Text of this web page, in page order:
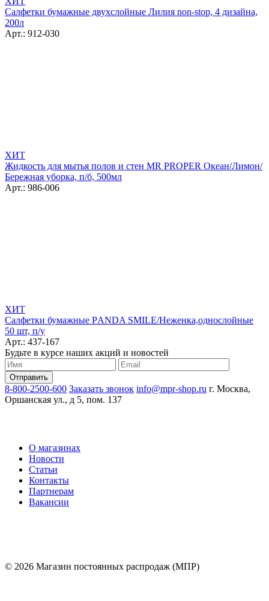
Салфетки бумажные двухслойные Лилия non-stop, 4 дизайна,
200л
Арт.: 912-030
ХИТ
Жидкость для мытья полов и стен MR PROPER Океан/Лимон/
Бережная уборка, п/б, 500мл
Арт.: 986-006
ХИТ
Салфетки бумажные РANDA SMILE/Неженка,однослойные
50 шт, п/у
Арт.: 437-167
Будьте в курсе наших акций и новостей
8-800-2500-600 Заказать звонок info@mpr-shop.ru г. Москва,
Оршанская ул., д 5, пом. 137
О магазинах
Новости
Статьи
Контакты
Партнерам
Вакансии
© 2026 Магазин постоянных распродаж (МПР)